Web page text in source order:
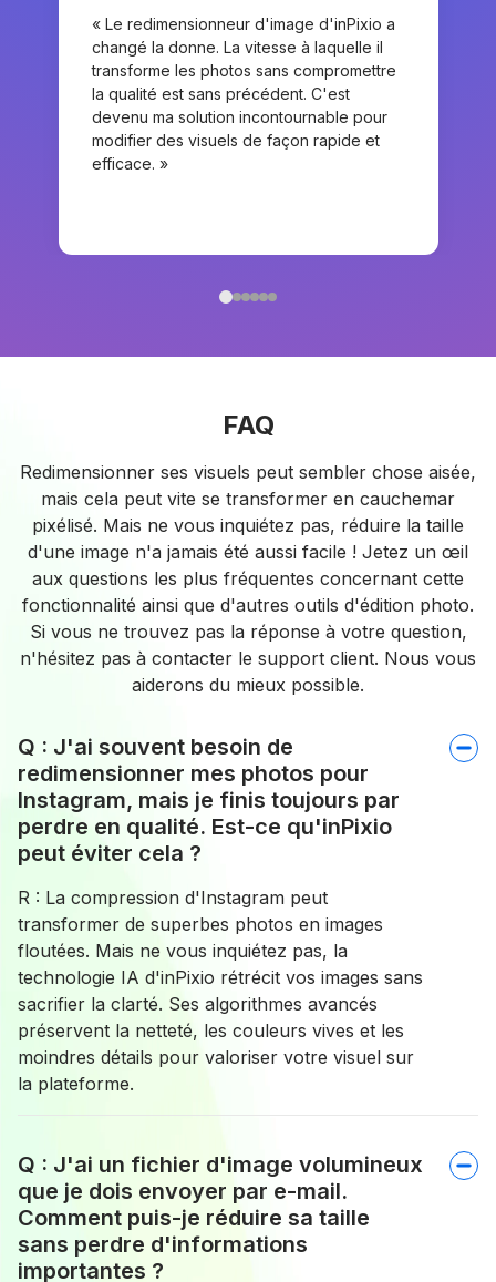
« Le redimensionneur d'image d'inPixio a
changé la donne. La vitesse à laquelle il
transforme les photos sans compromettre
la qualité est sans précédent. C'est
devenu ma solution incontournable pour
modifier des visuels de façon rapide et
efficace. »
FAQ
Redimensionner ses visuels peut sembler chose aisée,
mais cela peut vite se transformer en cauchemar
pixélisé. Mais ne vous inquiétez pas, réduire la taille
d'une image n'a jamais été aussi facile ! Jetez un œil
aux questions les plus fréquentes concernant cette
fonctionnalité ainsi que d'autres outils d'édition photo.
Si vous ne trouvez pas la réponse à votre question,
n'hésitez pas à contacter le support client. Nous vous
aiderons du mieux possible.
Q : J'ai souvent besoin de
redimensionner mes photos pour
Instagram, mais je finis toujours par
perdre en qualité. Est-ce qu'inPixio
peut éviter cela ?
R : La compression d'Instagram peut
transformer de superbes photos en images
floutées. Mais ne vous inquiétez pas, la
technologie IA d'inPixio rétrécit vos images sans
sacrifier la clarté. Ses algorithmes avancés
préservent la netteté, les couleurs vives et les
moindres détails pour valoriser votre visuel sur
la plateforme.
Q : J'ai un fichier d'image volumineux
que je dois envoyer par e-mail.
Comment puis-je réduire sa taille
sans perdre d'informations
importantes ?